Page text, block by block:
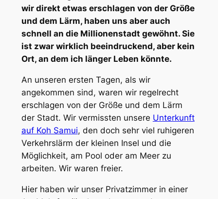
wir direkt etwas erschlagen von der Größe
und dem Lärm, haben uns aber auch
schnell an die Millionenstadt gewöhnt. Sie
ist zwar wirklich beeindruckend, aber kein
Ort, an dem ich länger Leben könnte.
An unseren ersten Tagen, als wir
angekommen sind, waren wir regelrecht
erschlagen von der Größe und dem Lärm
der Stadt. Wir vermissten unsere Unterkunft
auf Koh Samui, den doch sehr viel ruhigeren
Verkehrslärm der kleinen Insel und die
Möglichkeit, am Pool oder am Meer zu
arbeiten. Wir waren freier.
Hier haben wir unser Privatzimmer in einer